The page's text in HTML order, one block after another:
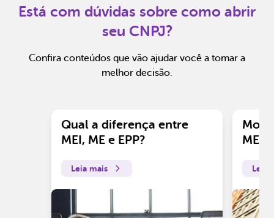
Está com dúvidas sobre como abrir
seu CNPJ?
Confira conteúdos que vão ajudar você a tomar a
melhor decisão.
Qual a diferença entre
MEI, ME e EPP?
Leia mais
ME?
Leia